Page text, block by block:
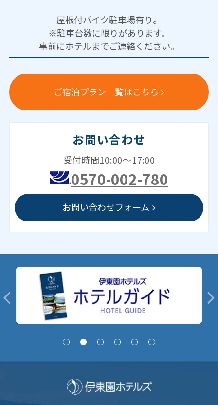
屋根付バイク駐車場有り。
※駐車台数に限りがあります。
事前にホテルまでご連絡ください。
ご宿泊プラン一覧はこちら
お問い合わせ
受付時間10:00～17:00
0570-002-780
お問い合わせフォーム